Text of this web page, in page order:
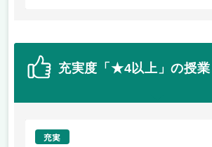
充実度「★4以上」の授業
充実